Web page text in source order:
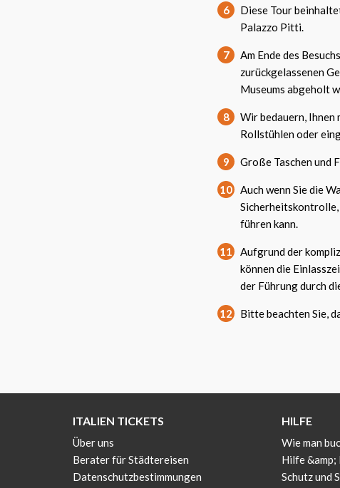
6
Diese Tour
Palazzo Pitti.
7
Am Ende des
zurückgelassenen
Museums abgeholt
8
Wir bedauern, Ihnen
Rollstühlen oder
9 Große Taschen und
10
Auch wenn Sie die
Sicherheitskontrolle,
führen kann.
11
Aufgrund der
können die
der Führung durch
12 Bitte beachten Sie,
ITALIEN TICKETS
Über uns
Berater für Städtereisen
Datenschutzbestimmungen
HILFE
Wie man
Hilfe &amp;
Schutz und